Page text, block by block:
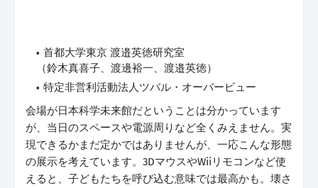
首都大学東京 渡邉英徳研究室
（鈴木真喜子、渡邊裕一、渡邉英徳）
特定非営利活動法人ツバル・オーバービュー
会場が日本科学未来館だということは分かっています
が、当日のスペースや電源周りなど全くみえません。実
現できるかまだ定かではありませんが、一応こんな形態
の展示を考えています。3DマウスやWiiリモコンなど使
えると、子どもたちを呼び込む意味では最高かも。壊さ